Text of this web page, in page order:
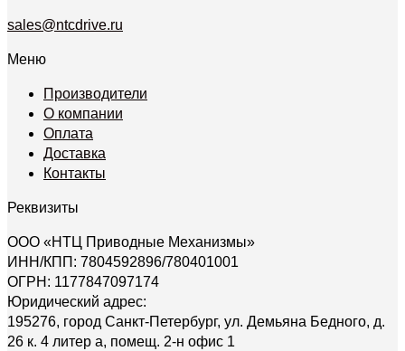
sales@ntcdrive.ru
Меню
Производители
О компании
Оплата
Доставка
Контакты
Реквизиты
ООО «НТЦ Приводные Механизмы»
ИНН/КПП: 7804592896/780401001
ОГРН: 1177847097174
Юридический адрес:
195276, город Санкт-Петербург, ул. Демьяна Бедного, д.
26 к. 4 литер а, помещ. 2-н офис 1